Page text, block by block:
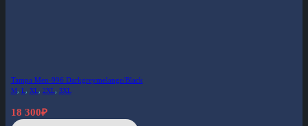
Tampa Men-996 Darkgreymelange/Black
M, L, XL, 2XL, 3XL
18 300₽